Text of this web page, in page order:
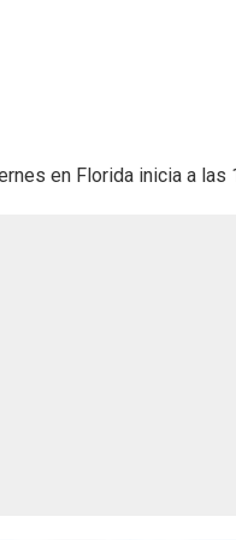
en Florida inicia a las